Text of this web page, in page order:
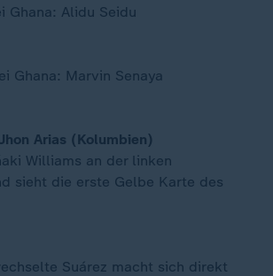
Ghana: Alidu Seidu
Ghana: Marvin Senaya
Arias (Kolumbien)
Williams an der linken
sieht die erste Gelbe Karte des
Suárez macht sich direkt